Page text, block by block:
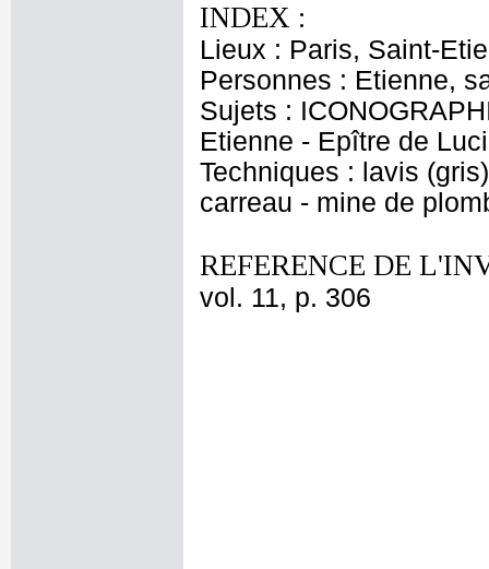
INDEX :
Lieux : Paris, Saint-
Personnes : Etienne,
Sujets :
Etienne - Epître de
Techniques : lavis
carreau - mine de
REFERENCE DE
vol. 11, p. 306